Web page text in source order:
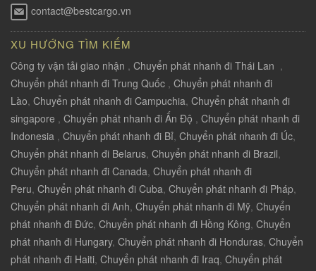
contact@bestcargo.vn
XU HƯỚNG TÌM KIẾM
Công ty vận tải giao nhận , Chuyển phát nhanh đi Thái Lan ,
Chuyển phát nhanh đi Trung Quốc , Chuyển phát nhanh đi
Lào, Chuyển phát nhanh đi Campuchia, Chuyển phát nhanh đi
singapore , Chuyển phát nhanh đi Ấn Độ , Chuyển phát nhanh đi
Indonesia , Chuyển phát nhanh đi Bỉ, Chuyển phát nhanh đi Úc,
Chuyển phát nhanh đi Belarus, Chuyển phát nhanh đi Brazil,
Chuyển phát nhanh đi Canada, Chuyển phát nhanh đi
Peru, Chuyển phát nhanh đi Cuba, Chuyển phát nhanh đi Pháp,
Chuyển phát nhanh đi Anh, Chuyển phát nhanh đi Mỹ, Chuyển
phát nhanh đi Đức, Chuyển phát nhanh đi Hồng Kông, Chuyển
phát nhanh đi Hungary, Chuyển phát nhanh đi Honduras, Chuyển
phát nhanh đi Haiti, Chuyển phát nhanh đi Iraq, Chuyển phát